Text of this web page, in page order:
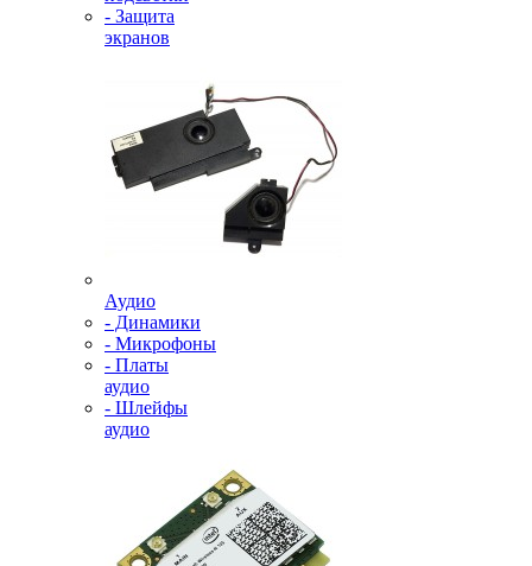
- Защита
экранов
Аудио
- Динамики
- Микрофоны
- Платы
аудио
- Шлейфы
аудио